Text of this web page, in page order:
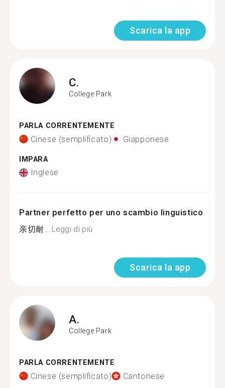
Scarica la app
C.
College Park
PARLA CORRENTEMENTE
Cinese (semplificato) Giapponese
IMPARA
Inglese
Partner perfetto per uno scambio linguistico
亲切耐...Leggi di più
Scarica la app
A.
College Park
PARLA CORRENTEMENTE
Cinese (semplificato) Cantonese